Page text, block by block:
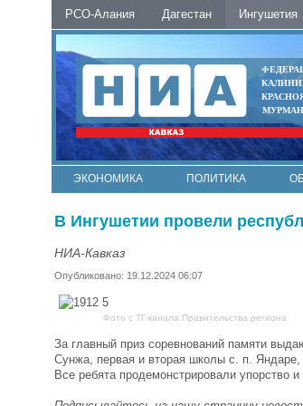
РСО-Алания Дагестан Ингушетия
ЭКОНОМИКА ПОЛИТИКА
В Ингушетии провели
НИА-Кавказ
Опубликовано: 19.12.2024 06:07
Фото с ТГ-канала Правительства региона
За главный приз соревнований памяти
Сунжа, первая и вторая школы с. п.
Все ребята продемонстрировали упорство